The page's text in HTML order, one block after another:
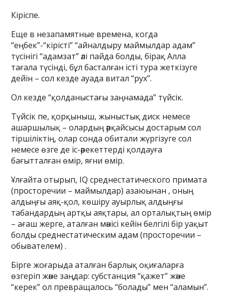
Кіріспе.
Еще в незапамятные времена, когда
“еңбек”-“кірісті” “айналдыру маймылдар адам”
түсінігі “адамзат” әлі пайда болды, бірақ Алла
тағала түсінді, бұл басталған істі тура жеткізуге
дейін – сол кезде ауада витал “рух”.
Ол кезде “қолданыстағы заңнамада” түйсік.
Түйсік пе, қорқыныш, жыныстық диск немесе
ашаршылық – олардың әрқайсысы достарым сол
тіршіліктің, олар сонда обитали жүргізуге сол
немесе өзге де іс-әрекеттерді қолдауға
бағытталған өмір, яғни өмір.
Ұлғайта отырып, IQ среднестатического примата
(просторечии – маймылдар) азаюынан , оның
алдыңғы аяқ-қол, көшіру ауырлық алдыңғы
табандардың артқы аяқтары, ал орталықтың өмір
– ағаш жерге, аталған мәнісі кейін белгілі бір уақыт
болды среднестатическим адам (просторечии –
обывателем) .
Бірге жоғарыда аталған барлық оқиғаларға
өзгеріп және заңдар: субстанция “қажет” және
“керек” ол превращалось “болады” мен “аламын”.